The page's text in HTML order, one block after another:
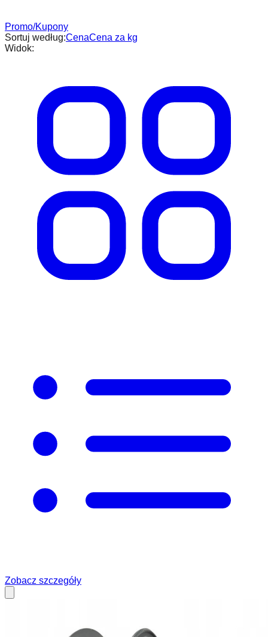
Promo/Kupony
Sortuj według:CenaCena za kg
Widok:
Zobacz szczegóły